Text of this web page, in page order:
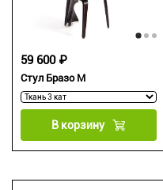
Стул Бразо М
59 600 ₽
В корзину